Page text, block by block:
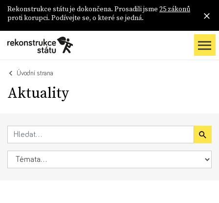
Rekonstrukce státu je dokončena. Prosadili jsme 25 zákonů
proti korupci. Podívejte se, o které se jedná.
Úvodní strana
Aktuality